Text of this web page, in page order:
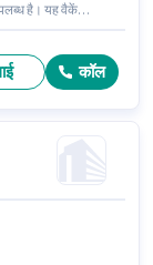
है। यह वैकेंसी
कॉल